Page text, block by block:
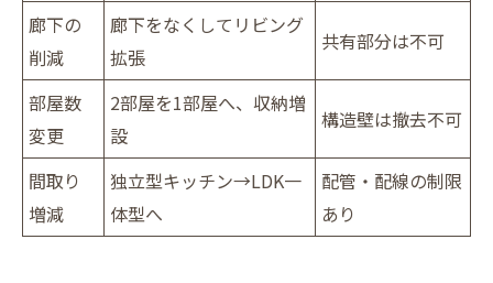
廊下の
削減
廊下をなくしてリビング
拡張
共有部分は不可
部屋数
変更
2部屋を1部屋へ、収納増
設
構造壁は撤去不可
間取り
増減
独立型キッチン→LDK一
体型へ
配管・配線の制限
あり